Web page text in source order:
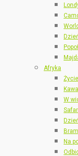
Afryka
W
Na